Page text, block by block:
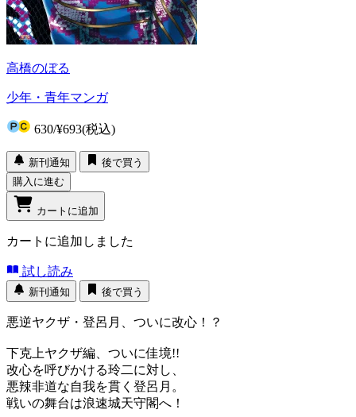
高橋のぼる
少年・青年マンガ
630/¥693(税込)
新刊通知
後で買う
購入に進む
カートに追加
カートに追加しました
試し読み
新刊通知 後で買う
悪逆ヤクザ・登呂月、ついに改心！？
下克上ヤクザ編、ついに佳境!!
改心を呼びかける玲二に対し、
悪辣非道な自我を貫く登呂月。
戦いの舞台は浪速城天守閣へ！